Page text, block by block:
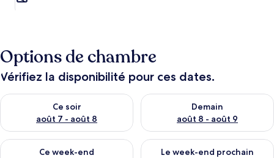
Options de chambre
Vérifiez la disponibilité pour ces dates.
Ce soir
août 7 - août 8
Vérifier la disponibilité pour ce soir août 7 - août 8
Demain
août 8 - août 9
Vérifier la disponibilité pour
Ce week-end
Vérifier la disponibilité pour ce week-end août 7 - août 9
Le week-end prochain
Vérifier la disponibilité pour